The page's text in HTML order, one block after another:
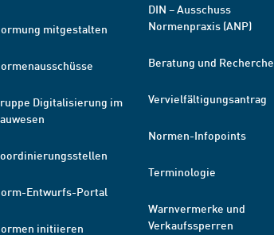
mitgestalten
Digitalisierung im
Entwurfs-Portal
initiieren
DIN – Ausschuss
Normenpraxis (ANP)
Beratung und Recherche
Vervielfältigungsantrag
Normen-Infopoints
Terminologie
Warnvermerke und
Verkaufssperren